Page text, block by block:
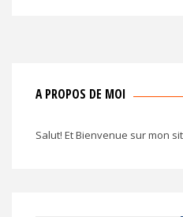
A PROPOS DE MOI
Salut! Et Bienvenue sur mon